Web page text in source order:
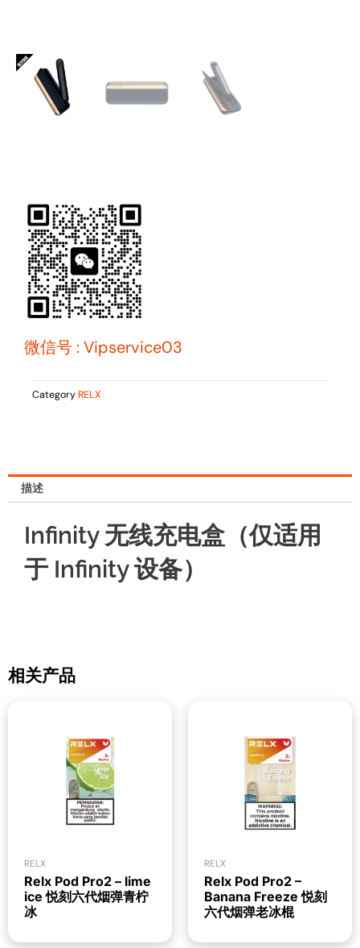
微信号 : Vipservice03
CategoryRELX
描述
Infinity 无线充电盒（仅适用
于 Infinity 设备）
相关产品
RELX
Relx Pod Pro2 – lime
ice 悦刻六代烟弹青柠
冰
RELX
Relx Pod Pro2 –
Banana Freeze 悦刻
六代烟弹老冰棍